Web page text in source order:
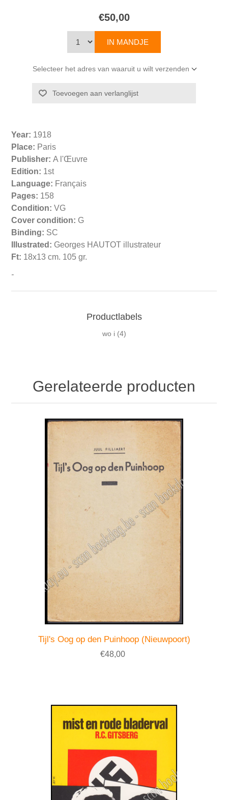
€50,00
Selecteer het adres van waaruit u wilt verzenden
Year: 1918
Place: Paris
Publisher: A l'Œuvre
Edition: 1st
Language: Français
Pages: 158
Condition: VG
Cover condition: G
Binding: SC
Illustrated: Georges HAUTOT illustrateur
Ft: 18x13 cm. 105 gr.
-
Productlabels
wo i (4)
Gerelateerde producten
Tijl's Oog op den Puinhoop (Nieuwpoort)
€48,00